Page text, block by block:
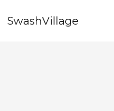
SwashVillage